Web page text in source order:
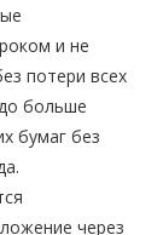
и не
потери всех
больше
бумаг без
через